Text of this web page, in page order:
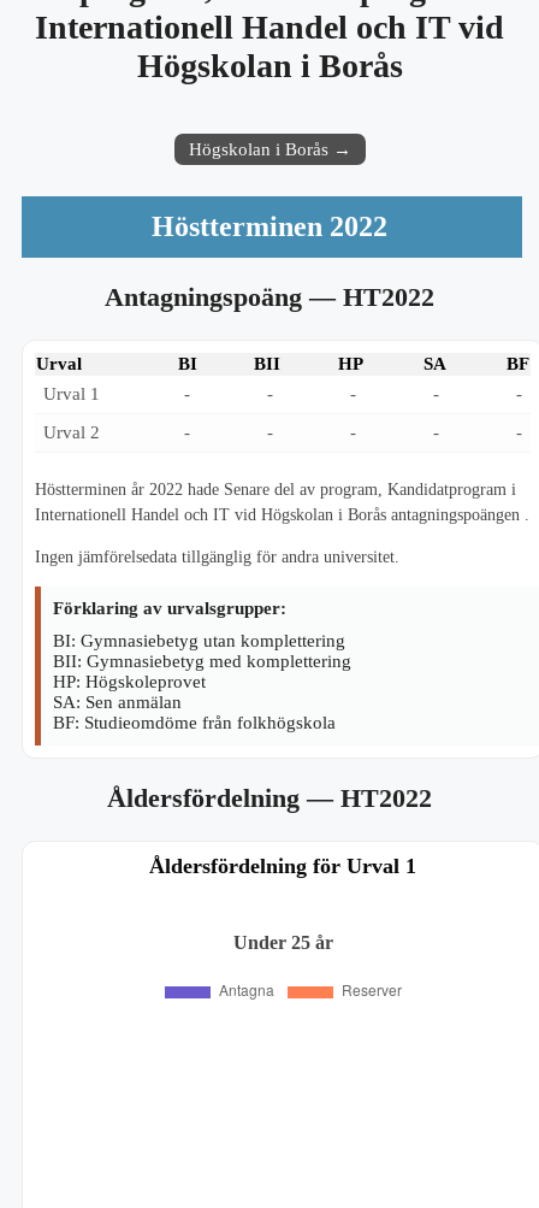
Internationell Handel och IT vid
Högskolan i Borås
Högskolan i Borås →
Höstterminen 2022
Antagningspoäng— HT2022
Urval BI BII HP SA
BF
Urval 1
- - - -
-
Urval 2
- - - - -
Höstterminen år 2022 hade Senare del av program, Kandidatprogram i
Internationell Handel och IT vid Högskolan i Borås antagningspoängen .
Ingen jämförelsedata tillgänglig för andra universitet.
Förklaring av urvalsgrupper:
BI: Gymnasiebetyg utan komplettering
BII: Gymnasiebetyg med komplettering
HP: Högskoleprovet
SA: Sen anmälan
BF: Studieomdöme från folkhögskola
Åldersfördelning— HT2022
Åldersfördelning för Urval 1
Under 25 år